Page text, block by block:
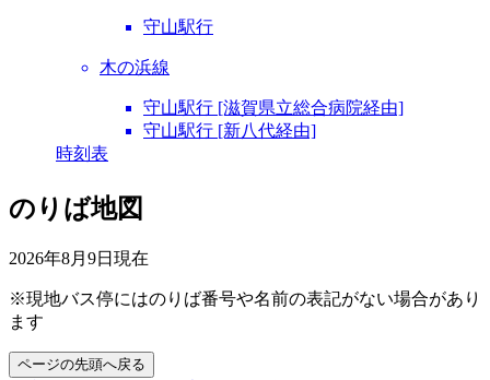
守山駅行
木の浜線
守山駅行 [滋賀県立総合病院経由]
守山駅行 [新八代経由]
時刻表
のりば地図
2026年8月9日 現在
※現地バス停にはのりば番号や名前の表記がない場合があり
ます
ページの先頭へ戻る